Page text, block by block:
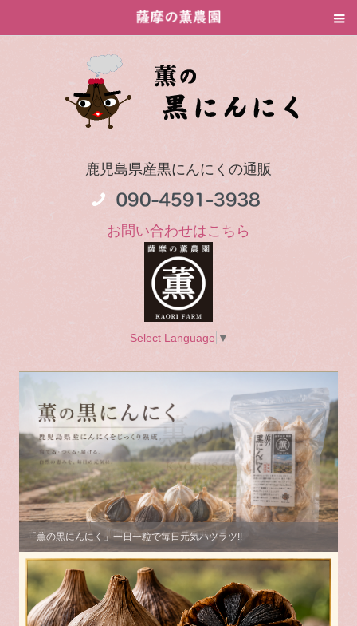
鹿児島県産黒にんにくの通販
お問い合わせはこちら
Select Language ▼
「薫の黒にんにく」一日一粒で毎日元気ハツラツ!!